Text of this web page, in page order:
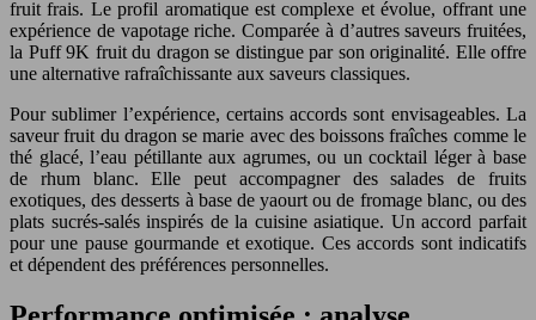
fruit frais. Le profil aromatique est complexe et évolue, offrant une
expérience de vapotage riche. Comparée à d’autres saveurs fruitées,
la Puff 9K fruit du dragon se distingue par son originalité. Elle offre
une alternative rafraîchissante aux saveurs classiques.
Pour sublimer l’expérience, certains accords sont envisageables. La
saveur fruit du dragon se marie avec des boissons fraîches comme le
thé glacé, l’eau pétillante aux agrumes, ou un cocktail léger à base
de rhum blanc. Elle peut accompagner des salades de fruits
exotiques, des desserts à base de yaourt ou de fromage blanc, ou des
plats sucrés-salés inspirés de la cuisine asiatique. Un accord parfait
pour une pause gourmande et exotique. Ces accords sont indicatifs
et dépendent des préférences personnelles.